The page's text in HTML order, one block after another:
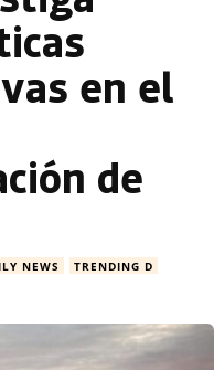
en el
de
NEWS
TRENDING D